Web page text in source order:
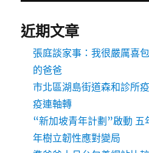
近期文章
張庭談家事：我很嚴厲喜
的爸爸
市北區湖島街道森和診所
疫連軸轉
“新加坡青年計劃”啟動
年樹立韌性應對變局